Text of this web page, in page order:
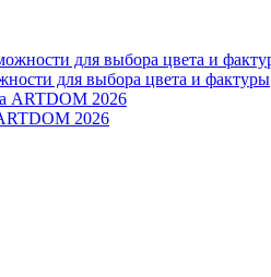
для выбора цвета и фактуры
2026